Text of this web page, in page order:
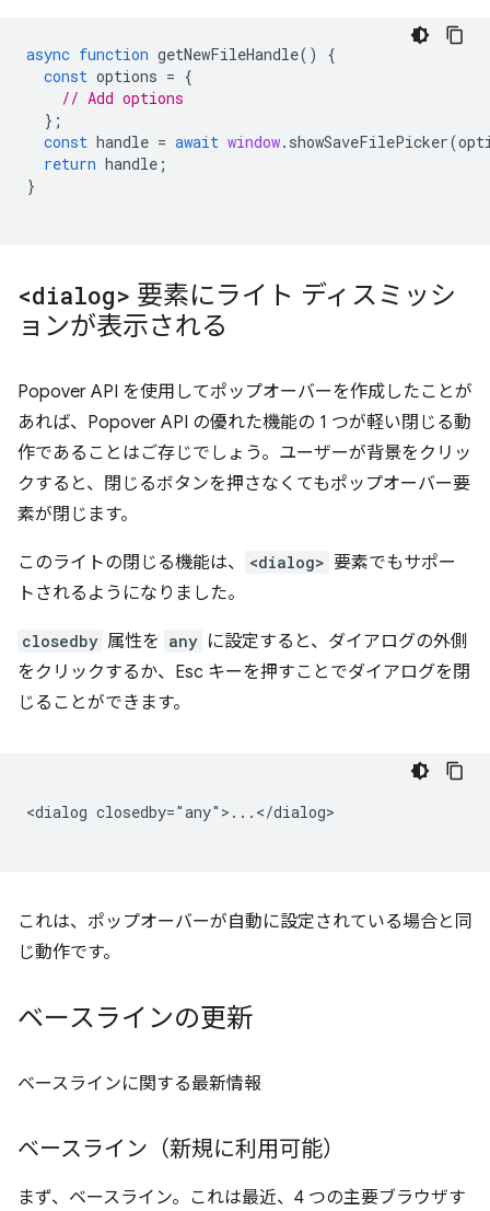
async function getNewFileHandle()
{
const options = {
// Add options
};
const handle = await window. showSaveFilePicker(
return handle ;
}
<dialog> 要素にライト ディスミッシ
ョンが表示される
Popover API を使用してポップオーバーを作成したことが
あれば、Popover API の優れた機能の 1 つが軽い閉じる動
作であることはご存じでしょう。ユーザーが背景をクリッ
クすると、閉じるボタンを押さなくてもポップオーバー要
素が閉じます。
このライトの閉じる機能は、 <dialog> 要素でもサポー
トされるようになりました。
closedby 属性を any に設定すると、ダイアログの外側
をクリックするか、Esc キーを押すことでダイアログを閉
じることができます。
<dialog closedby="any">...</dialog>
これは、ポップオーバーが自動に設定されている場合と同
じ動作です。
ベースラインの更新
ベースラインに関する最新情報
ベースライン（新規に利用可能）
まず、ベースライン。これは最近、4 つの主要ブラウザす